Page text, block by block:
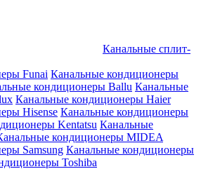
Канальные сплит-
Funai Канальные кондиционеры
кондиционеры Ballu Канальные
Канальные кондиционеры Haier
Hisense Канальные кондиционеры
Kentatsu Канальные
кондиционеры MIDEA
Samsung Канальные кондиционеры
Toshiba